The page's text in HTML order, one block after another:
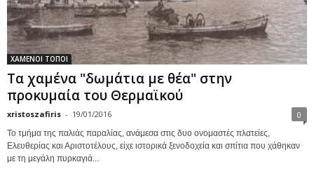
ΧΑΜΕΝΟΙ ΤΟΠΟΙ
Τα χαμένα "δωμάτια με θέα" στην
προκυμαία του Θερμαϊκού
xristoszafiris - 19/01/2016 0
Το τμήμα της παλιάς παραλίας, ανάμεσα στις δυο ονομαστές πλατείες,
Ελευθερίας και Αριστοτέλους, είχε ιστορικά ξενοδοχεία και σπίτια που χάθηκαν
με τη μεγάλη πυρκαγιά...